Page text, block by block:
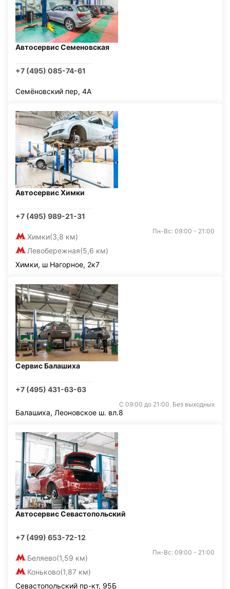
Автосервис Семеновская
+7 (495) 085-74-61
Семёновский пер, 4А
Автосервис Химки
+7 (495) 989-21-31
Химки(3,8 км)
Левобережная(5,6 км)
Пн-Вс: 09:00 - 21:00
Химки, ш Нагорное, 2к7
Сервис Балашиха
+7 (495) 431-63-63
С 09:00 до 21:00. Без выходных
Балашиха, Леоновское ш. вл.8
Автосервис Севастопольский
+7 (499) 653-72-12
Беляево(1,59 км)
Коньково(1,87 км)
Пн-Вс: 09:00 - 21:00
Севастопольский пр-кт, 95Б